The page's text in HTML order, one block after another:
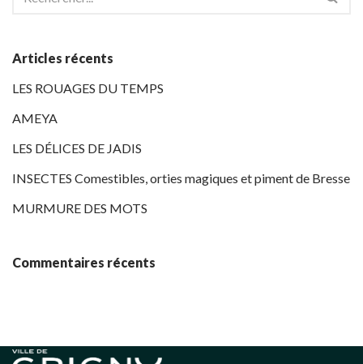
Articles récents
LES ROUAGES DU TEMPS
AMEYA
LES DÉLICES DE JADIS
INSECTES Comestibles, orties magiques et piment de Bresse
MURMURE DES MOTS
Commentaires récents